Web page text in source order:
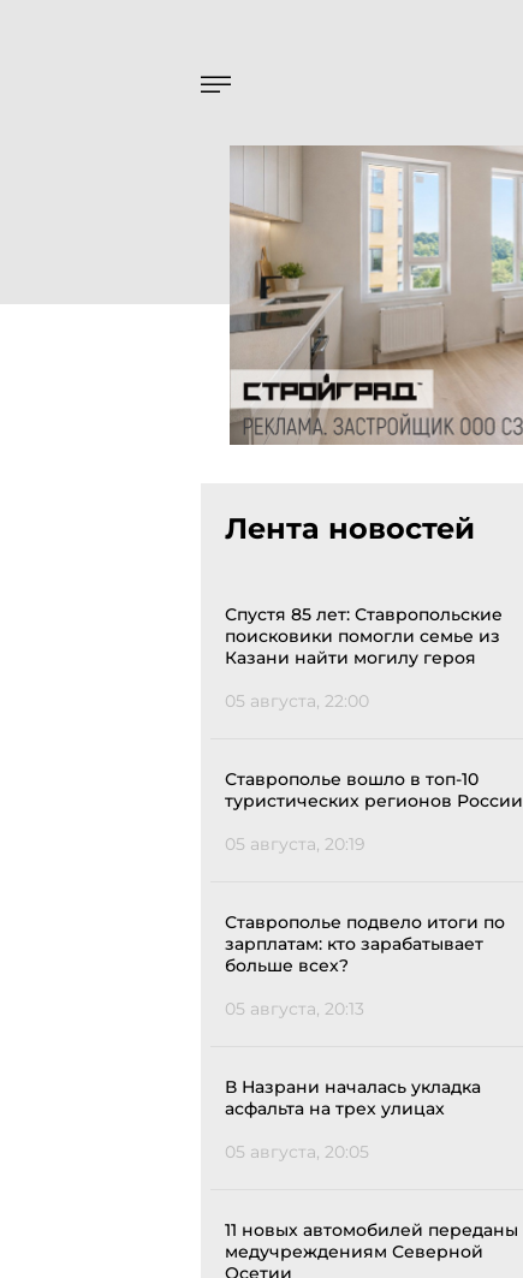
Лента новостей
Спустя 85 лет: Ставропольские
поисковики помогли семье из
Казани найти могилу героя
05 августа, 22:00
Ставрополье вошло в топ-10
туристических регионов России
05 августа, 20:19
Ставрополье подвело итоги по
зарплатам: кто зарабатывает
больше всех?
05 августа, 20:13
В Назрани началась укладка
асфальта на трех улицах
05 августа, 20:05
11 новых автомобилей переданы
медучреждениям Северной